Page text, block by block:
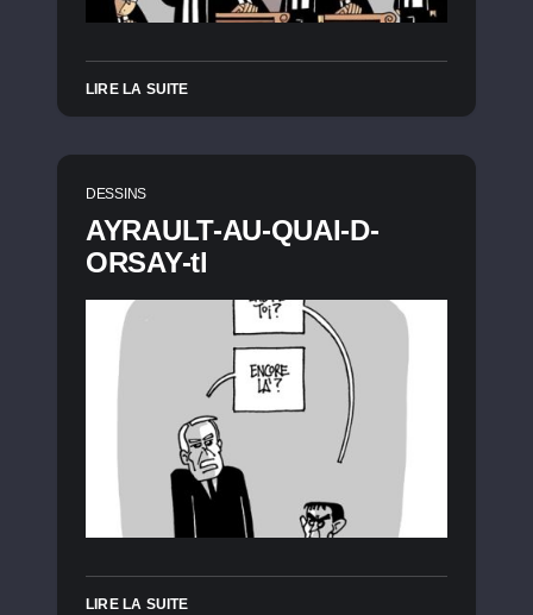
LIRE LA SUITE
DESSINS
AYRAULT-AU-QUAI-D-
ORSAY-tl
LIRE LA SUITE